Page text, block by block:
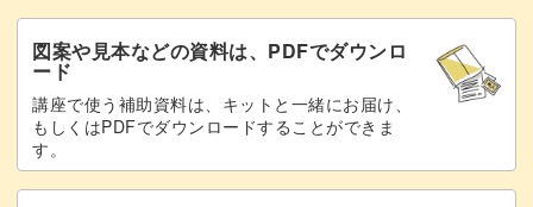
図案や見本などの資料は、PDFでダウンロ
ード
講座で使う補助資料は、キットと一緒にお届け、
もしくはPDFでダウンロードすることができま
す。